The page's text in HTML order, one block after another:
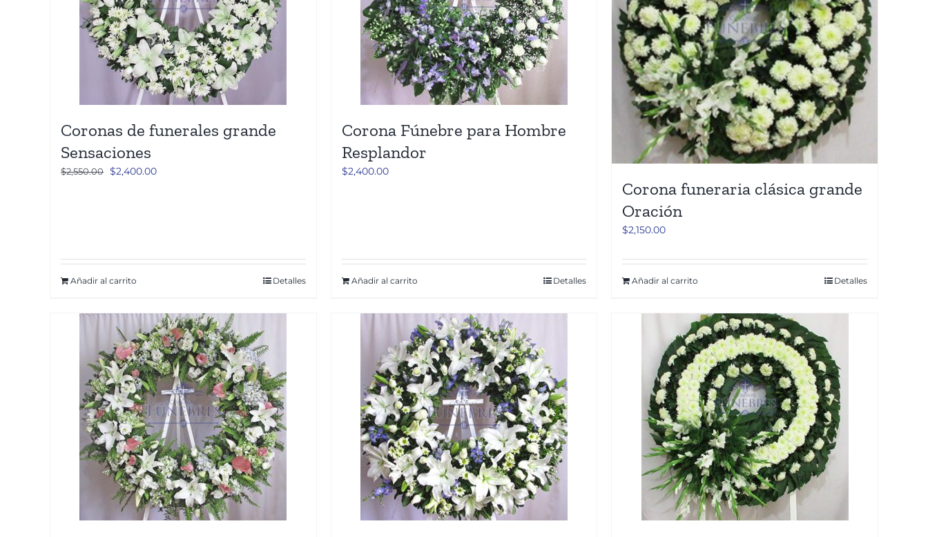
Coronas de funerales grande
Sensaciones
$2,550.00 El
$2,400.00El
Añadir al carrito Detalles
Corona Fúnebre para Hombre
Resplandor
$2,400.00
Añadir al carrito Detalles
Corona funeraria clásica grande
Oración
$2,150.00
Añadir al carrito Detalles